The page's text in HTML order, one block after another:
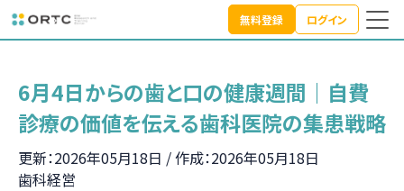
無料登録 ログイン
TOP トピック 6月4日からの歯と口の健康週間｜自費診療の価値を伝える歯
6月4日からの歯と口の健康週間｜自費
診療の価値を伝える歯科医院の集患戦略
更新：2026年05月18日 / 作成：2026年05月18日
歯科経営